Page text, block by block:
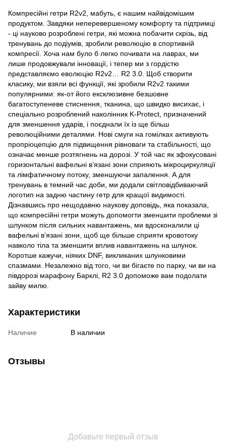
Компресійні гетри R2v2, мабуть, є нашим найвідомішим
продуктом. Завдяки неперевершеному комфорту та підтримці
- ці науково розроблені гетри, які можна побачити скрізь, від
тренувань до подіумів, зробили революцію в спортивній
компресії. Хоча нам було б легко почивати на лаврах, ми
лише продовжували інновації, і тепер ми з гордістю
представляємо еволюцію R2v2… R2 3.0. Щоб створити
класику, ми взяли всі функції, які зробили R2v2 такими
популярними: як-от його ексклюзивне безшовне
багатоступеневе стиснення, тканина, що швидко висихає, і
спеціально розроблений наколінник K-Protect, призначений
для зменшення ударів, і поєднали їх із ще більш
революційними деталями. Нові смуги на гомілках активують
пропріоцепцію для підвищення рівноваги та стабільності, що
означає менше розтягнень на дорозі. У той час як зфокусовані
горизонтальні вафельні в’язані зони сприяють мікроциркуляції
та лімфатичному потоку, зменшуючи запалення. А для
тренувань в темний час доби, ми додали світловідбиваючий
логотип на задню частину гетр для кращої видимості.
Дізнавшись про нещодавню наукову доповідь, яка показала,
що компресійні гетри можуть допомогти зменшити проблеми зі
шлунком після сильних навантажень, ми вдосконалили ці
вафельні в’язані зони, щоб ще більше сприяти кровотоку
навколо тіла та зменшити вплив навантажень на шлунок.
Коротше кажучи, ніяких DNF, викликаних шлунковими
спазмами. Незалежно від того, чи ви бігаєте по парку, чи ви на
півдорозі марафону Барклі, R2 3.0 допоможе вам подолати
зайву милю.
Характеристики
Наличие В наличии
Отзывы
Добавьте первый отзыв